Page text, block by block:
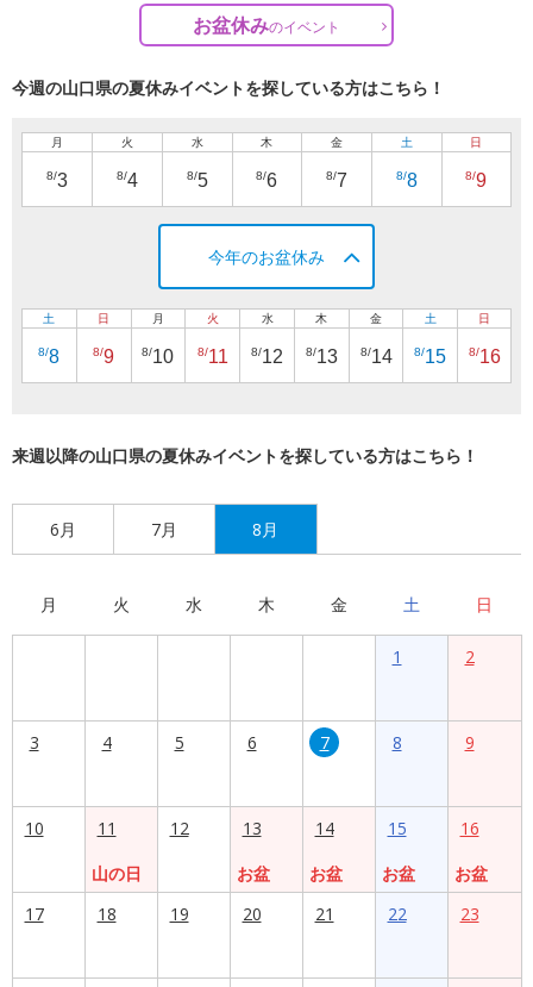
お盆休みのイベント
今週の山口県の夏休みイベントを探している方はこちら！
月
8/3
火
8/4
水
8/5
木
8/6
金
8/7
土
8/8
日
8/9
今年のお盆休み
土
8/8
日
8/9
月
8/10
火
8/11
水
8/12
木
8/13
金
8/14
土
8/15
日
8/16
来週以降の山口県の夏休みイベントを探している方はこちら！
6月 7月 8月
月 火 水 木 金 土 日
1 2
3 4 5 6 7 8 9
10
11
山の日
12
13
お盆
14
お盆
15
お盆
16
お盆
17
18 19 20 21 22 23